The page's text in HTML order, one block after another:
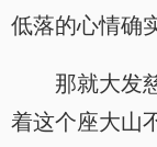
低落的心情确
那就大发
着这个座大山